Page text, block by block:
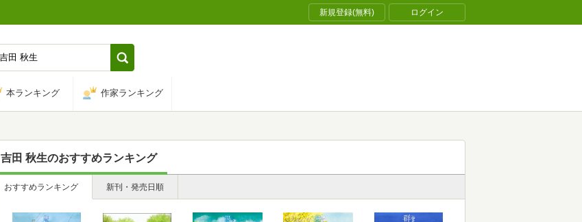
新規登録(無料) ログイン
本ランキング 作家ランキング
吉田 秋生のおすすめランキング
おすすめランキング 新刊・発売日順